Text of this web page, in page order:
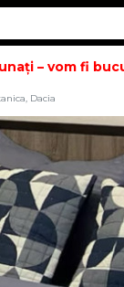
– vom fi
Dacia